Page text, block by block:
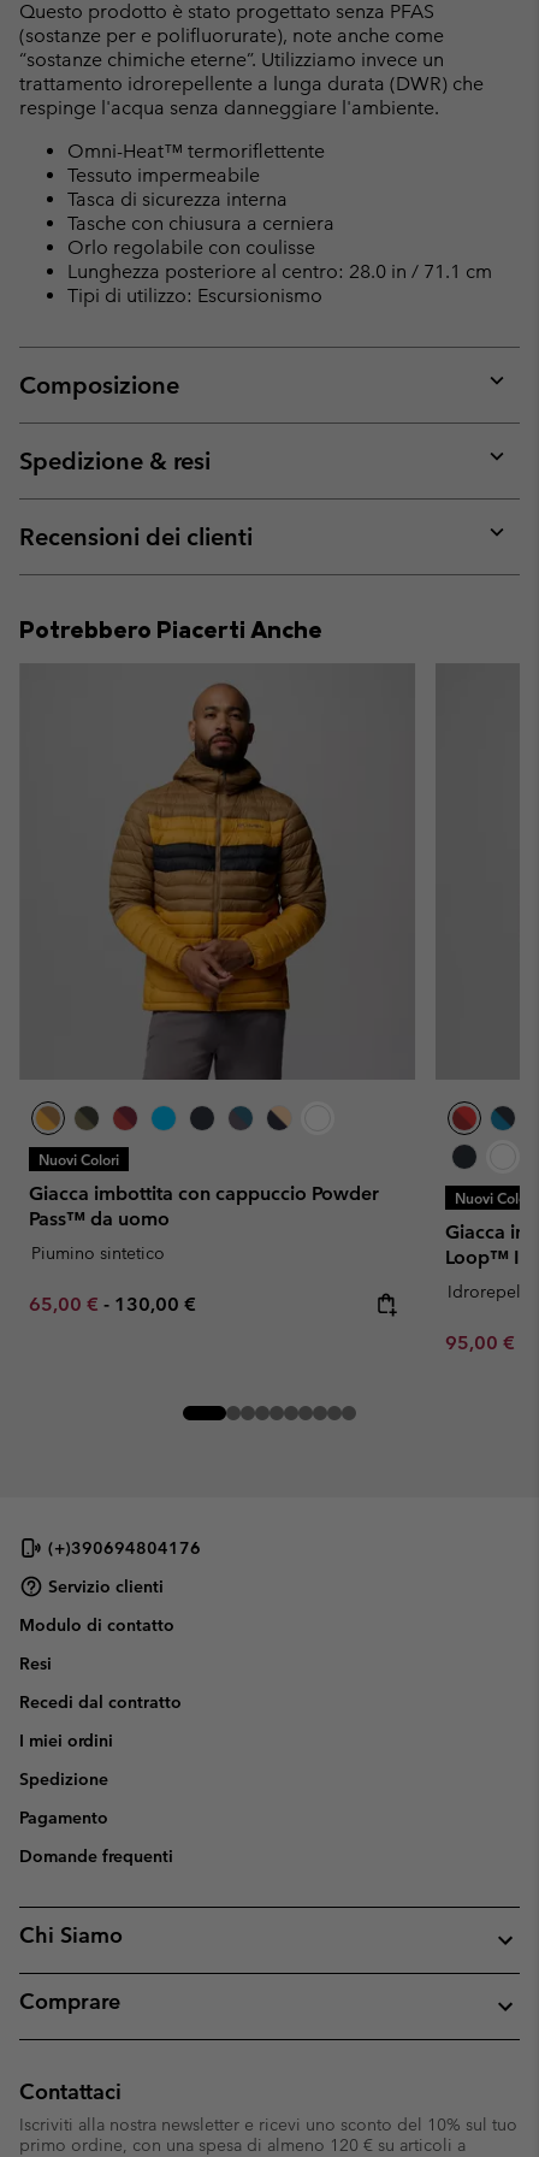
Questo prodotto è stato progettato senza PFAS
(sostanze per e polifluorurate), note anche come
“sostanze chimiche eterne”. Utilizziamo invece un
trattamento idrorepellente a lunga durata (DWR) che
respinge l'acqua senza danneggiare l'ambiente.
Omni-Heat™ termoriflettente
Tessuto impermeabile
Tasca di sicurezza interna
Tasche con chiusura a cerniera
Orlo regolabile con coulisse
Lunghezza posteriore al centro: 28.0 in / 71.1 cm
Tipi di utilizzo: Escursionismo
Composizione
or
Spedizione & resi
or
Recensioni dei clienti
or
Potrebbero Piacerti Anche
Nuovi Colori
Giacca imbottita con cappuccio Powder
Pass™ da uomo
Piumino sintetico
Minimum sale price:
65,00 € - Maximum price:
130,00 €
Nuovi Colori
Giacca
Loop™ II
Minimum
95,00 €
(+)390694804176
Servizio clienti
Modulo di contatto
Resi
Recedi dal contratto
I miei ordini
Spedizione
Pagamento
Domande frequenti
Chi Siamo
Comprare
Contattaci
Iscriviti alla nostra newsletter e ricevi uno sconto del 10% sul tuo
primo ordine, con una spesa di almeno 120 € su articoli a